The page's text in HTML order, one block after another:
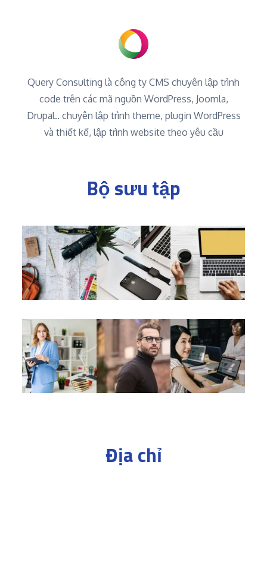
Query Consulting là công ty CMS chuyên lập trình
code trên các mã nguồn WordPress, Joomla,
Drupal.. chuyên lập trình theme, plugin WordPress
và thiết kế, lập trình website theo yêu cầu
Bộ sưu tập
Địa chỉ